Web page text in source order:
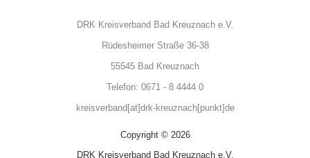
DRK Kreisverband Bad Kreuznach e.V.
Rüdesheimer Straße 36-38
55545 Bad Kreuznach
Telefon: 0671 - 8 4444 0
kreisverband[at]drk-kreuznach[punkt]de
Copyright © 2026
DRK Kreisverband Bad Kreuznach e.V.